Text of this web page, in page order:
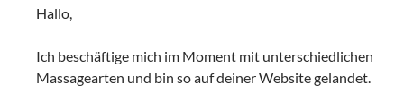
Hallo,
Ich beschäftige mich im Moment mit unterschiedlichen
Massagearten und bin so auf deiner Website gelandet.